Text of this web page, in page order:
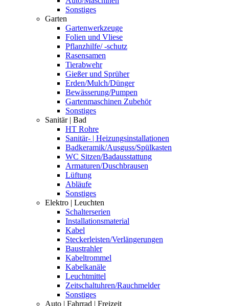
Sonstiges
Garten
Gartenwerkzeuge
Folien und Vliese
Pflanzhilfe/ -schutz
Rasensamen
Tierabwehr
Gießer und Sprüher
Erden/Mulch/Dünger
Bewässerung/Pumpen
Gartenmaschinen Zubehör
Sonstiges
Sanitär | Bad
HT Rohre
Sanitär- | Heizungsinstallationen
Badkeramik/Ausguss/Spülkasten
WC Sitzen/Badausstattung
Armaturen/Duschbrausen
Lüftung
Abläufe
Sonstiges
Elektro | Leuchten
Schalterserien
Installationsmaterial
Kabel
Steckerleisten/Verlängerungen
Baustrahler
Kabeltrommel
Kabelkanäle
Leuchtmittel
Zeitschaltuhren/Rauchmelder
Sonstiges
Auto | Fahrrad | Freizeit